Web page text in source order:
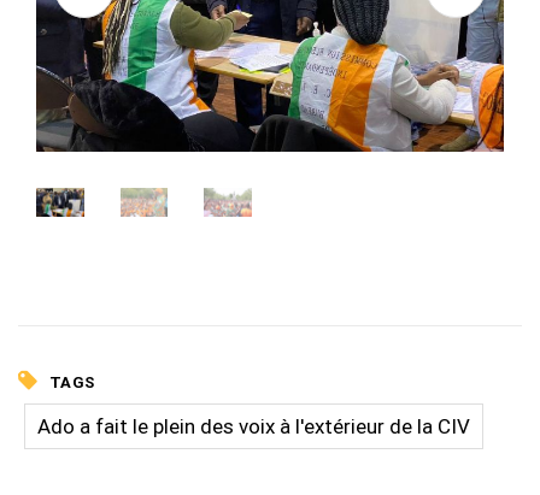
TAGS
Ado a fait le plein des voix à l'extérieur de la CIV